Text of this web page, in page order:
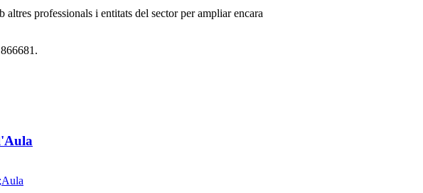
altres professionals i entitats del sector per ampliar encara